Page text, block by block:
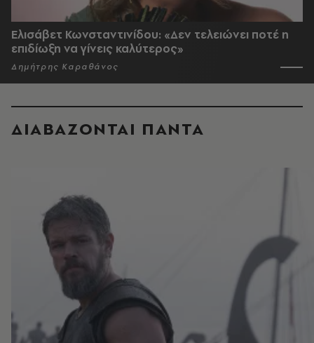
Ελισάβετ Κωνσταντινίδου: «Δεν τελειώνει ποτέ η
επιδίωξη να γίνεις καλύτερος»
Δημήτρης Καραθάνος
ΔΙΑΒΑΖΟΝΤΑΙ ΠΑΝΤΑ